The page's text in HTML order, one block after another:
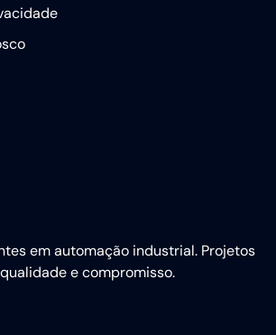
em automação industrial. Projetos
e compromisso.